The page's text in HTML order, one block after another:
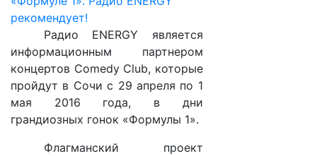
Радио ENERGY является
информационным партнером
концертов Comedy Club, которые
пройдут в Сочи с 29 апреля по 1
мая 2016 года, в дни
грандиозных гонок «Формулы 1».
Флагманский проект